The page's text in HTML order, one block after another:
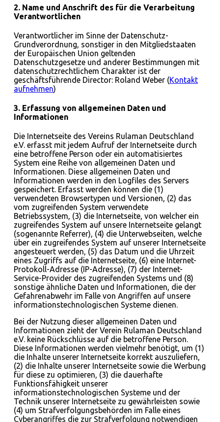
2. Name und Anschrift des für die Verarbeitung
Verantwortlichen
Verantwortlicher im Sinne der Datenschutz-
Grundverordnung, sonstiger in den Mitgliedstaaten
der Europäischen Union geltenden
Datenschutzgesetze und anderer Bestimmungen mit
datenschutzrechtlichem Charakter ist der
geschäftsführende Director: Roland Weber (Kontakt
aufnehmen)
3. Erfassung von allgemeinen Daten und
Informationen
Die Internetseite des Vereins Rulaman Deutschland
e.V. erfasst mit jedem Aufruf der Internetseite durch
eine betroffene Person oder ein automatisiertes
System eine Reihe von allgemeinen Daten und
Informationen. Diese allgemeinen Daten und
Informationen werden in den Logfiles des Servers
gespeichert. Erfasst werden können die (1)
verwendeten Browsertypen und Versionen, (2) das
vom zugreifenden System verwendete
Betriebssystem, (3) die Internetseite, von welcher ein
zugreifendes System auf unsere Internetseite gelangt
(sogenannte Referrer), (4) die Unterwebseiten, welche
über ein zugreifendes System auf unserer Internetseite
angesteuert werden, (5) das Datum und die Uhrzeit
eines Zugriffs auf die Internetseite, (6) eine Internet-
Protokoll-Adresse (IP-Adresse), (7) der Internet-
Service-Provider des zugreifenden Systems und (8)
sonstige ähnliche Daten und Informationen, die der
Gefahrenabwehr im Falle von Angriffen auf unsere
informationstechnologischen Systeme dienen.
Bei der Nutzung dieser allgemeinen Daten und
Informationen zieht der Verein Rulaman Deutschland
e.V. keine Rückschlüsse auf die betroffene Person.
Diese Informationen werden vielmehr benötigt, um (1)
die Inhalte unserer Internetseite korrekt auszuliefern,
(2) die Inhalte unserer Internetseite sowie die Werbung
für diese zu optimieren, (3) die dauerhafte
Funktionsfähigkeit unserer
informationstechnologischen Systeme und der
Technik unserer Internetseite zu gewährleisten sowie
(4) um Strafverfolgungsbehörden im Falle eines
Cyberangriffes die zur Strafverfolgung notwendigen